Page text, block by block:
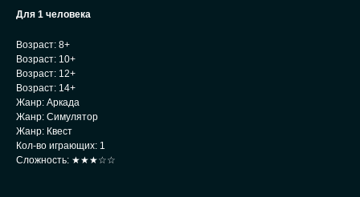
Для 1 человека
Возраст: 8+
Возраст: 10+
Возраст: 12+
Возраст: 14+
Жанр: Аркада
Жанр: Симулятор
Жанр: Квест
Кол-во играющих: 1
Сложность: ★★★☆☆